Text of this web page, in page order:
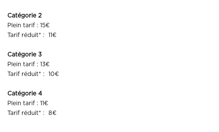
Catégorie 2
Plein tarif : 15€
Tarif réduit* : 11€
Catégorie 3
Plein tarif : 13€
Tarif réduit* : 10€
Catégorie 4
Plein tarif : 11€
Tarif réduit* : 8€